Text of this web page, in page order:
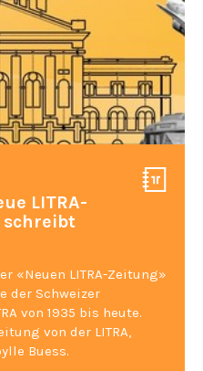
LITRA-
schreibt
«Neuen LITRA-Zeitung»
der Schweizer
von 1935 bis heute.
von der LITRA,
Buess.